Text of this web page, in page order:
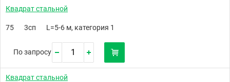
Квадрат стальной
75 3сп L=5-6 м, категория 1
По запросу
Квадрат стальной